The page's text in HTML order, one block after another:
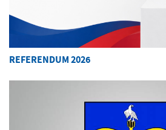
REFERENDUM 2026